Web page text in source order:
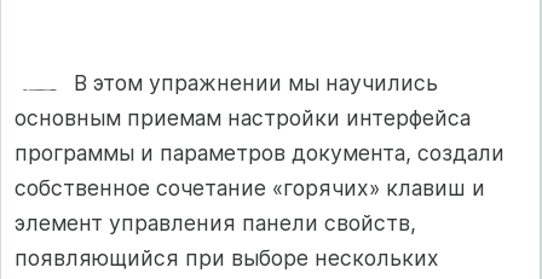
В этом упражнении мы научились
основным приемам настройки интерфейса
программы и параметров документа, создали
собственное сочетание «горячих» клавиш и
элемент управления панели свойств,
появляющийся при выборе нескольких